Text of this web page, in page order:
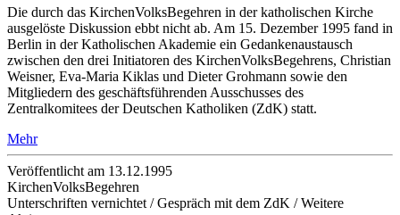
Die durch das KirchenVolksBegehren in der katholischen Kirche
ausgelöste Diskussion ebbt nicht ab. Am 15. Dezember 1995 fand in
Berlin in der Katholischen Akademie ein Gedankenaustausch
zwischen den drei Initiatoren des KirchenVolksBegehrens, Christian
Weisner, Eva-Maria Kiklas und Dieter Grohmann sowie den
Mitgliedern des geschäftsführenden Ausschusses des
Zentralkomitees der Deutschen Katholiken (ZdK) statt.
Mehr
Veröffentlicht am 13­.12.1995
KirchenVolksBegehren
Unterschriften vernichtet / Gespräch mit dem ZdK / Weitere